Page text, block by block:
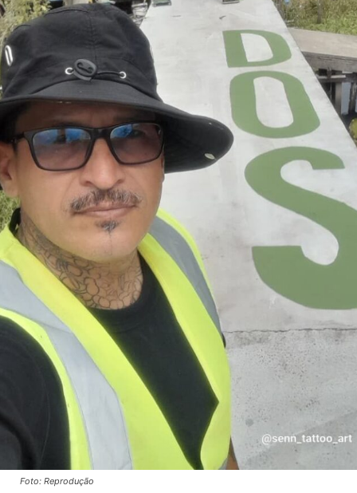
Foto: Reprodução